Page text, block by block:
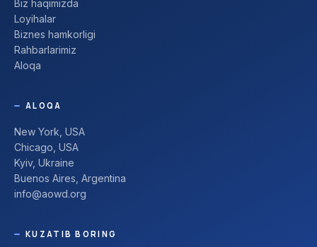
Biz haqimizda
Loyihalar
Biznes hamkorligi
Rahbarlarimiz
Aloqa
ALOQA
New York, USA
Chicago, USA
Kyiv, Ukraine
Buenos Aires, Argentina
info@aowd.org
KUZATIB BORING